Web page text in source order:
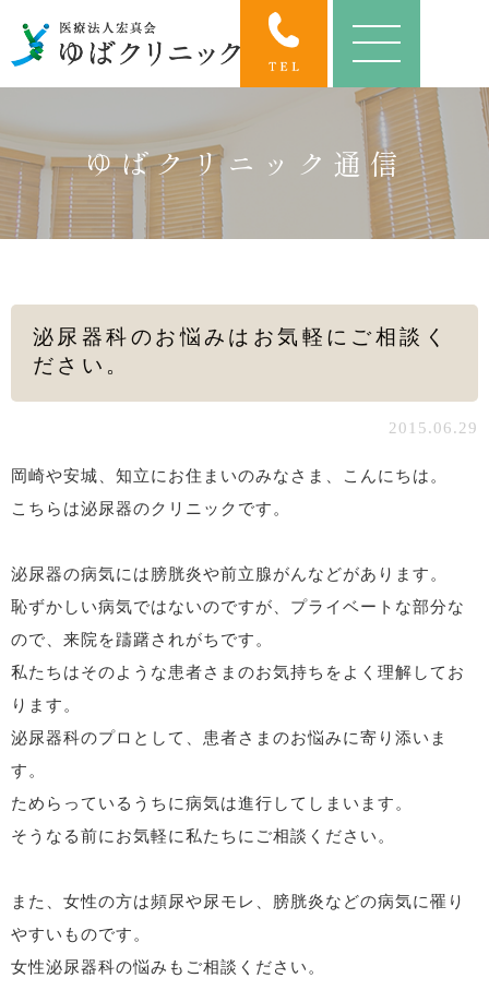
ゆばクリニック通信
泌尿器科のお悩みはお気軽にご相談く
ださい。
2015.06.29
岡崎や安城、知立にお住まいのみなさま、こんにちは。
こちらは泌尿器のクリニックです。
泌尿器の病気には膀胱炎や前立腺がんなどがあります。
恥ずかしい病気ではないのですが、プライベートな部分な
ので、来院を躊躇されがちです。
私たちはそのような患者さまのお気持ちをよく理解してお
ります。
泌尿器科のプロとして、患者さまのお悩みに寄り添いま
す。
ためらっているうちに病気は進行してしまいます。
そうなる前にお気軽に私たちにご相談ください。
また、女性の方は頻尿や尿モレ、膀胱炎などの病気に罹り
やすいものです。
女性泌尿器科の悩みもご相談ください。